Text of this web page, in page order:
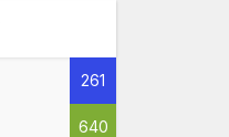
261
640